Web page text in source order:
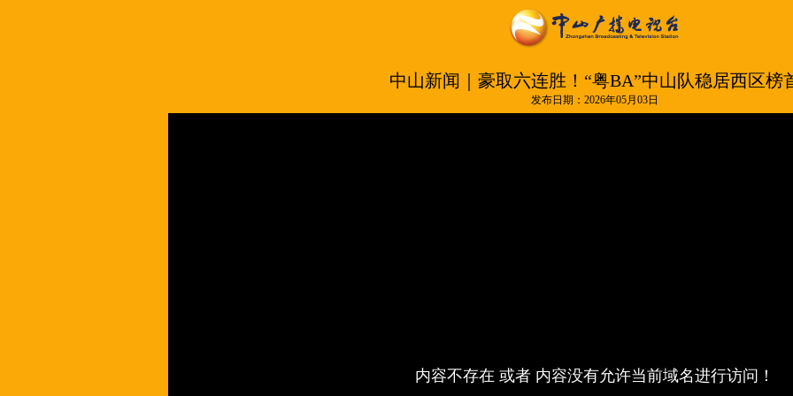
中山新闻｜豪取六连胜！“粤BA”中山队稳居西区榜
发布日期：2026年05月03日